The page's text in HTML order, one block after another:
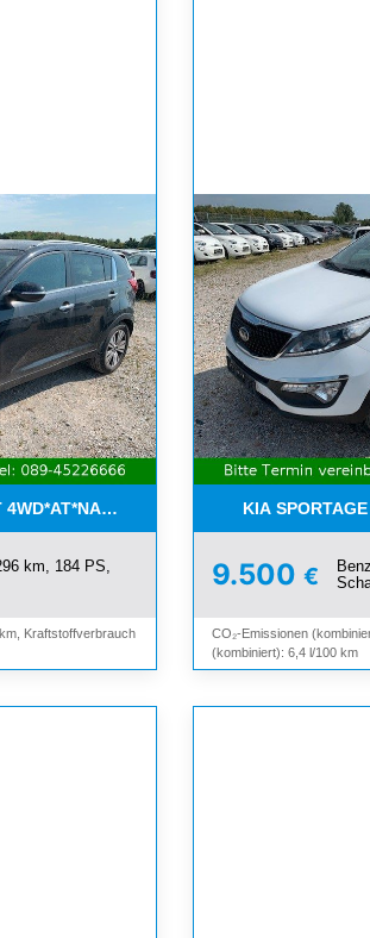
4WD*AT*NAVI*8-FACH*KAMERA*ALU*
km, 184 PS,
Kraftstoffverbrauch
KIA
9.500 €
CO₂-Emissionen
(kombiniert): 6,4 l/100 km